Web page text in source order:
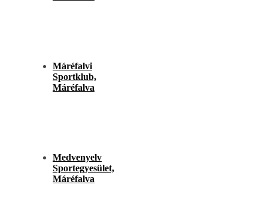
Máréfalvi
Sportklub,
Máréfalva
Medvenyelv
Sportegyesület,
Máréfalva